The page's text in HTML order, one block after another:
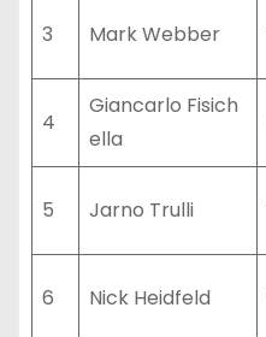
3 Mark Webber
4
Giancarlo Fisich
ella
5 Jarno Trulli
6 Nick Heidfeld